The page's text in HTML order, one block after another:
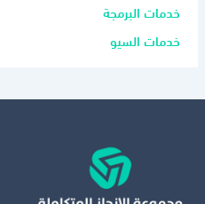
خدمات البرمجة
خدمات السيو